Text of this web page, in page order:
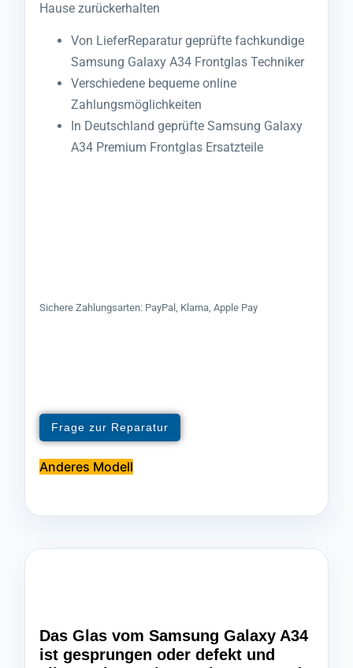
Hause zurückerhalten
Von LieferReparatur geprüfte fachkundige
Samsung Galaxy A34 Frontglas Techniker
Verschiedene bequeme online
Zahlungsmöglichkeiten
In Deutschland geprüfte Samsung Galaxy
A34 Premium Frontglas Ersatzteile
Sichere Zahlungsarten: PayPal, Klarna, Apple Pay
Frage zur Reparatur
Anderes Modell
Das Glas vom Samsung Galaxy A34
ist gesprungen oder defekt und